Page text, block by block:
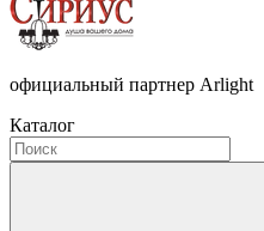
официальный партнер Arlight
Каталог